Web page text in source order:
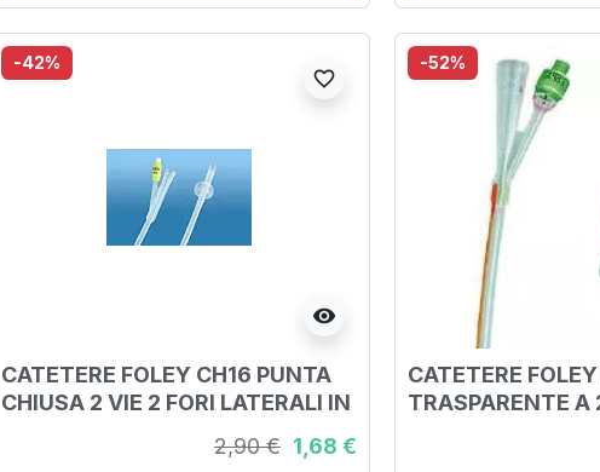
-42%
visibility
favorite_border
CATETERE FOLEY CH16 PUNTA
CHIUSA 2 VIE 2 FORI LATERALI IN
2,90 € 1,68 €
-52%
CATETERE
TRASPARENTE A
CH14 4,66MM